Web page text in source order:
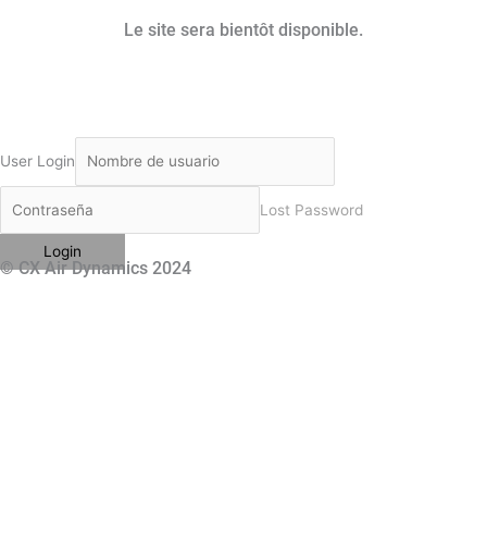
Le site sera bientôt disponible.
© CX Air Dynamics 2024
User Login
Lost Password